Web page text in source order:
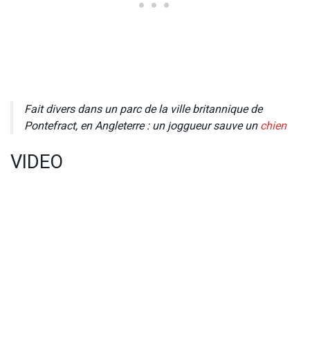
Fait divers dans un parc de la ville britannique de
Pontefract, en Angleterre : un joggueur sauve unchien
VIDEO